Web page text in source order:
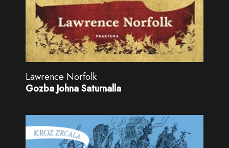
Lawrence Norfolk
Gozba Johna Saturnalla